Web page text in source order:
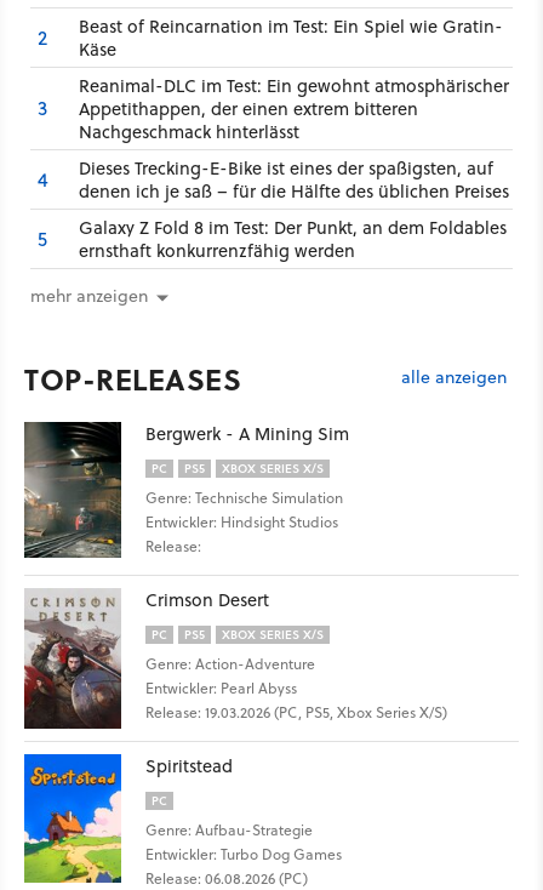
2
Beast of Reincarnation im Test: Ein Spiel wie Gratin-
Käse
3
Reanimal-DLC im Test: Ein gewohnt atmosphärischer
Appetithappen, der einen extrem bitteren
Nachgeschmack hinterlässt
4
Dieses Trecking-E-Bike ist eines der spaßigsten, auf
denen ich je saß – für die Hälfte des üblichen Preises
5
Galaxy Z Fold 8 im Test: Der Punkt, an dem Foldables
ernsthaft konkurrenzfähig werden
mehr anzeigen
TOP-RELEASES alle anzeigen
Bergwerk - A Mining Sim
PC PS5 XBOX SERIES X/S
Genre: Technische Simulation
Entwickler: Hindsight Studios
Release:
Crimson Desert
PC PS5 XBOX SERIES X/S
Genre: Action-Adventure
Entwickler: Pearl Abyss
Release: 19.03.2026 (PC, PS5, Xbox Series X/S)
Spiritstead
PC
Genre: Aufbau-Strategie
Entwickler: Turbo Dog Games
Release: 06.08.2026 (PC)